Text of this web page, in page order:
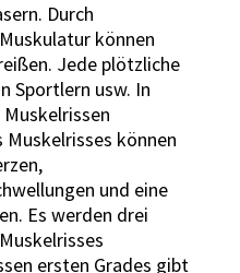
Durch
können
Jede plötzliche
Sportlern usw. In
können
und eine
Es werden drei
ersten Grades gibt